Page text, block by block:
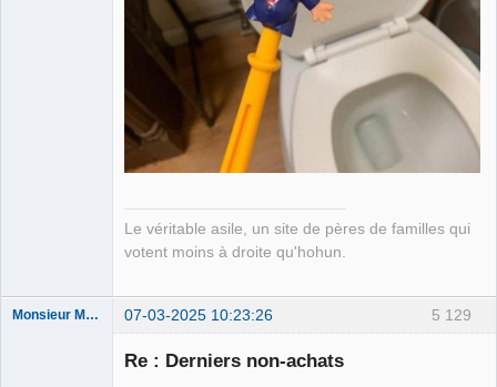
Le véritable asile, un site de pères de familles qui
votent moins à droite qu'hohun.
5 129
Monsieur Maurice 07-03-2025 10:23:26
Re : Derniers non-achats